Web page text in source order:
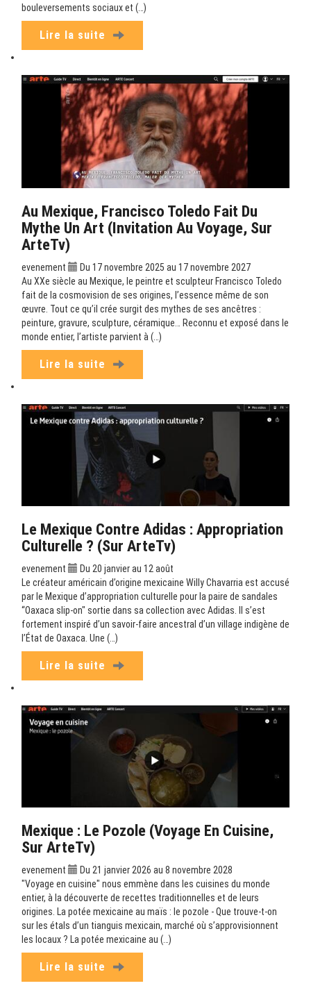
bouleversements sociaux et (…)
Lire la suite
Au Mexique, Francisco Toledo Fait Du
Mythe Un Art (Invitation Au Voyage, Sur
ArteTv)
evenement
Du 17 novembre 2025 au 17 novembre 2027
Au XXe siècle au Mexique, le peintre et sculpteur Francisco Toledo
fait de la cosmovision de ses origines, l’essence même de son
œuvre. Tout ce qu’il crée surgit des mythes de ses ancêtres :
peinture, gravure, sculpture, céramique… Reconnu et exposé dans le
monde entier, l’artiste parvient à (…)
Lire la suite
Le Mexique Contre Adidas : Appropriation
Culturelle ? (sur ArteTv)
evenement
Du 20 janvier au 12 août
Le créateur américain d’origine mexicaine Willy Chavarria est accusé
par le Mexique d’appropriation culturelle pour la paire de sandales
“Oaxaca slip-on" sortie dans sa collection avec Adidas. Il s’est
fortement inspiré d’un savoir-faire ancestral d’un village indigène de
l’État de Oaxaca. Une (…)
Lire la suite
Mexique : Le Pozole (Voyage En Cuisine,
Sur ArteTv)
evenement
Du 21 janvier 2026 au 8 novembre 2028
"Voyage en cuisine" nous emmène dans les cuisines du monde
entier, à la découverte de recettes traditionnelles et de leurs
origines. La potée mexicaine au maïs : le pozole - Que trouve-t-on
sur les étals d’un tianguis mexicain, marché où s’approvisionnent
les locaux ? La potée mexicaine au (…)
Lire la suite